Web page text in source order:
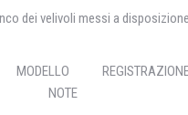
dei velivoli messi a
MODELLO